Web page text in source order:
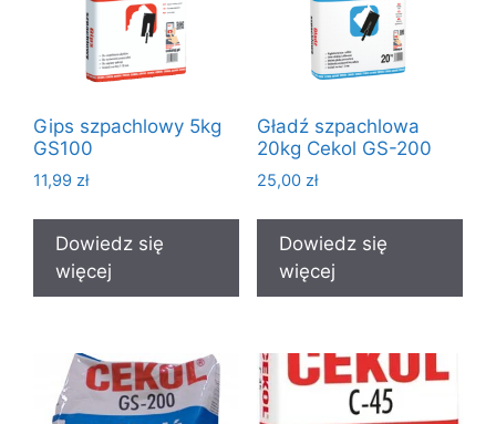
Gips szpachlowy 5kg
GS100
11,99 zł
Dowiedz się
więcej
Gładź szpachlowa
20kg Cekol GS-200
25,00 zł
Dowiedz się
więcej